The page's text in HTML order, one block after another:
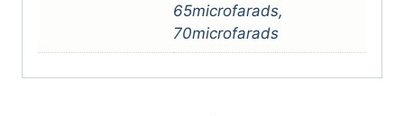
65microfarads,
70microfarads